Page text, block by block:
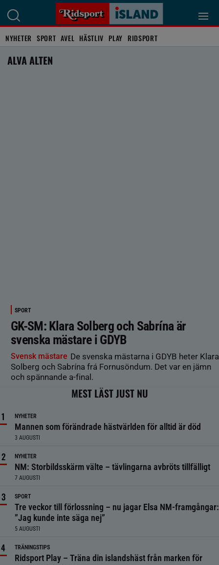
NYHETER SPORT AVEL HÄSTLIV PLAY RIDSPORT
ALVA ALTEN
SPORT
GK-SM: Klara Solberg och Sabrína är
svenska mästare i GDYB
Svensk mästare De svenska mästarna i GDYB heter Klara
Solberg och Sabrína frá Fornusöndum. Det var en jämn
och spännande a-final.
MEST LÄST JUST NU
NYHETER
Mannen som förändrade hästvärlden för alltid är död
3 AUGUSTI
NYHETER
NM: Storbildsskärm välte – tävlingarna avbröts tillfälligt
7 AUGUSTI
SPORT
Tre veckor till förlossning – nu jagar Elsa NM-framgångar:
”Jag kunde inte säga nej”
5 AUGUSTI
TRÄNINGSTIPS
Ridsport Play – Träna din islandshäst från marken för